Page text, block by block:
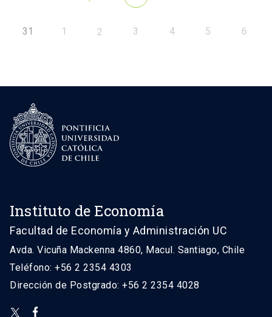
31 1 2 3 4 5 6
Instituto de Economía
Facultad de Economía y Administración UC
Avda. Vicuña Mackenna 4860, Macul. Santiago, Chile
Teléfono: +56 2 2354 4303
Dirección de Postgrado: +56 2 2354 4028